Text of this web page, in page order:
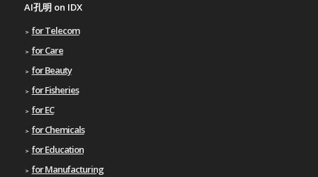
AI孔明 on IDX
for Telecom
for Care
for Beauty
for Fisheries
for EC
for Chemicals
for Education
for Manufacturing